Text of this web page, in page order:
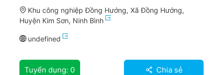
Khu công nghiệp Đồng Hướng, Xã Đồng Hướng,
Huyện Kim Sơn, Ninh Bình
undefined
Tuyển dụng: 0 Chia sẻ